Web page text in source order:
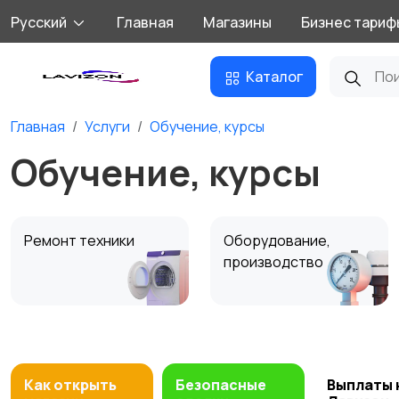
Русский Главная Магазины Бизнес
Каталог
Главная Услуги Обучение, курсы
Обучение, курсы
Ремонт техники
Оборудование,
производство
техники
Как открыть
Безопасные
Выплаты